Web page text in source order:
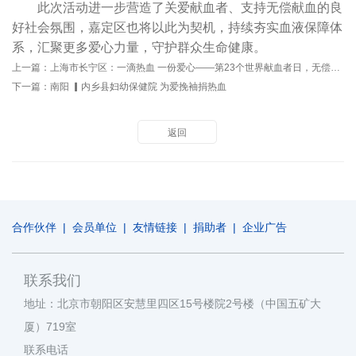
此次活动进一步营造了关爱献血者、支持无偿献血的良
好社会氛围，嘉定区也将以此为契机，持续夯实血液保障体
系，汇聚更多爱心力量，守护群众生命健康。
上一篇： 上海市长宁区：一滴热血 一份爱心——第23个世界献血者日，无偿献血健康大讲堂走进北新泾社区
下一篇： 南阳 ▎内乡县妇幼保健院 为爱挽袖捐热血
返回
合作伙伴 | 会员单位 | 友情链接 | 捐助者 | 企业广告
联系我们
地址：北京市朝阳区安慧里四区15号楼院2号楼（中国五矿大
厦）719室
联系电话